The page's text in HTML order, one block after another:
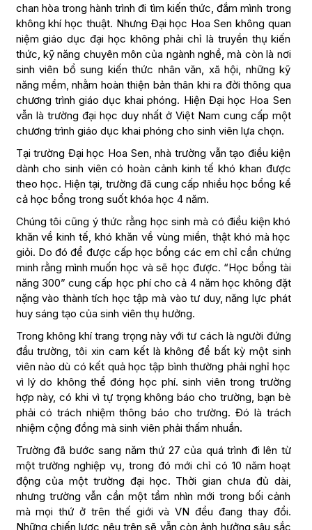
chan hòa trong hành trình đi tìm kiến thức, đắm mình trong
không khí học thuật. Nhưng Đại học Hoa Sen không quan
niệm giáo dục đại học không phải chỉ là truyền thụ kiến
thức, kỹ năng chuyên môn của ngành nghề, mà còn là nơi
sinh viên bổ sung kiến thức nhân văn, xã hội, những kỹ
năng mềm, nhằm hoàn thiện bản thân khi ra đời thông qua
chương trình giáo dục khai phóng. Hiện Đại học Hoa Sen
vẫn là trường đại học duy nhất ở Việt Nam cung cấp một
chương trình giáo dục khai phóng cho sinh viên lựa chọn.
Tại trường Đại học Hoa Sen, nhà trường vẫn tạo điều kiện
dành cho sinh viên có hoàn cảnh kinh tế khó khan được
theo học. Hiện tại, trường đã cung cấp nhiều học bổng kể
cả học bổng trong suốt khóa học 4 năm.
Chúng tôi cũng ý thức rằng học sinh mà có điều kiện khó
khăn về kinh tế, khó khăn về vùng miền, thật khó mà học
giỏi. Do đó để được cấp học bổng các em chỉ cần chứng
minh rằng mình muốn học và sẽ học được. “Học bổng tài
năng 300” cung cấp học phí cho cả 4 năm học không đặt
nặng vào thành tích học tập mà vào tư duy, năng lực phát
huy sáng tạo của sinh viên thụ hưởng.
Trong không khí trang trọng này với tư cách là người đứng
đầu trường, tôi xin cam kết là không để bất kỳ một sinh
viên nào dù có kết quả học tập bình thường phải nghỉ học
vì lý do không thể đóng học phí. sinh viên trong trường
hợp này, có khi vì tự trọng không báo cho trường, bạn bè
phải có trách nhiệm thông báo cho trường. Đó là trách
nhiệm cộng đồng mà sinh viên phải thấm nhuần.
Trường đã bước sang năm thứ 27 của quá trình đi lên từ
một trường nghiệp vụ, trong đó mới chỉ có 10 năm hoạt
động của một trường đại học. Thời gian chưa đủ dài,
nhưng trường vẫn cần một tầm nhìn mới trong bối cảnh
mà mọi thứ ở trên thế giới và VN đều đang thay đổi.
Những chiến lược nêu trên sẽ vẫn còn ảnh hưởng sâu sắc